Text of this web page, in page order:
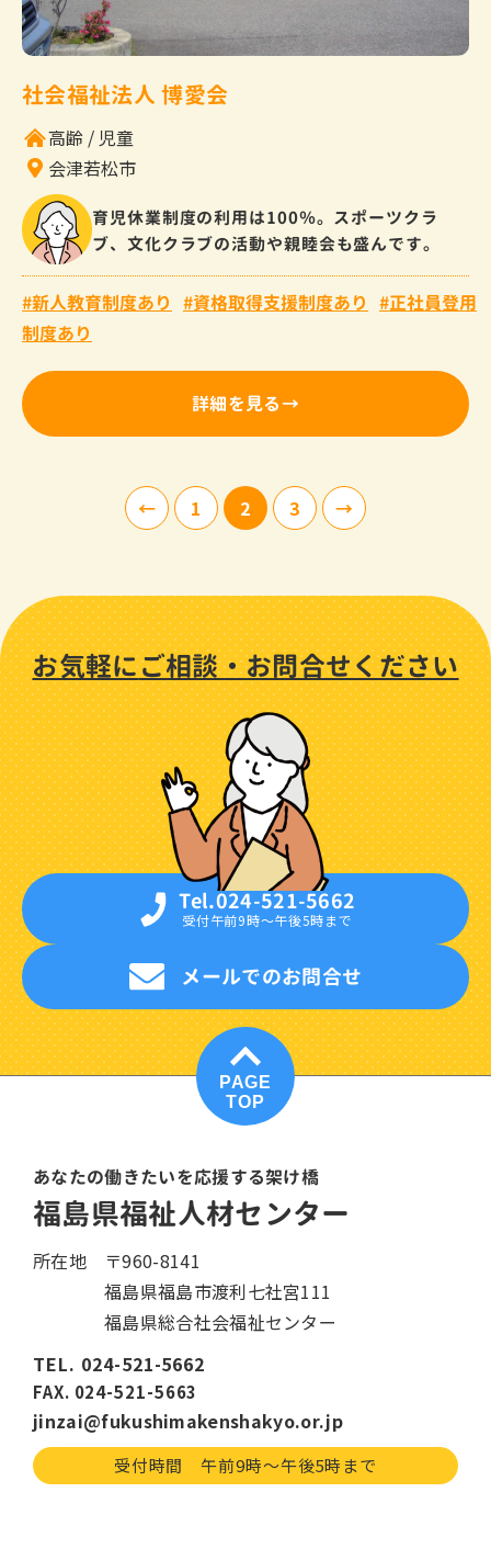
社会福祉法人 博愛会
高齢
児童
会津若松市
育児休業制度の利用は100％。スポーツクラ
ブ、文化クラブの活動や親睦会も盛んです。
新人教育制度あり 資格取得支援制度あり
正社員登用
制度あり
詳細を見る
1 2 3
お気軽にご相談・お問合せください
Tel.024-521-5662
受付午前9時〜午後5時まで
メールでのお問合せ
PAGE
TOP
あなたの働きたいを応援する架け橋
福島県福祉人材センター
所在地
〒960-8141
福島県福島市渡利七社宮111
福島県総合社会福祉センター
TEL. 024-521-5662
FAX. 024-521-5663
jinzai@fukushimakenshakyo.or.jp
受付時間 午前9時〜午後5時まで